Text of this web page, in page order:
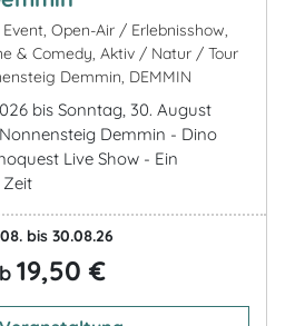
Open-Air / Erlebnisshow,
& Comedy, Aktiv / Natur / Tour
Demmin, DEMMIN
bis Sonntag, 30. August
Demmin - Dino
Live Show - Ein
bis 30.08.26
19,50 €